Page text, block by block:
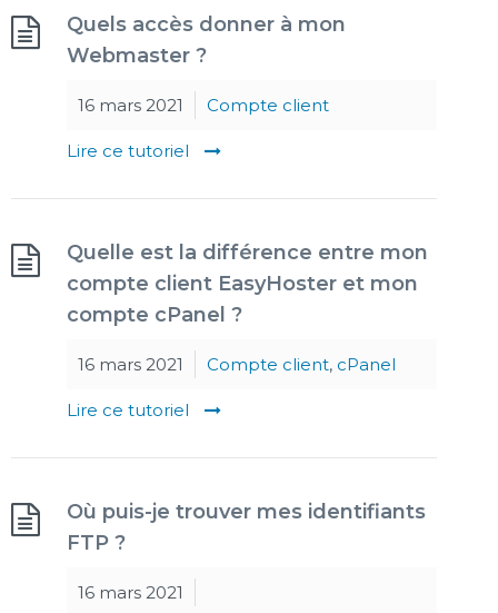
Quels accès donner à mon
Webmaster ?
16 mars 2021 Compte client
Lire ce tutoriel
Quelle est la différence entre mon
compte client EasyHoster et mon
compte cPanel ?
16 mars 2021 Compte client, cPanel
Lire ce tutoriel
Où puis-je trouver mes identifiants
FTP ?
16 mars 2021